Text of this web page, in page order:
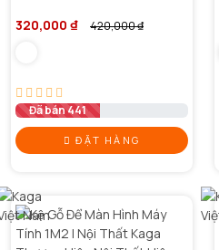
320,000 ₫ 420,000 ₫
Đã bán 441
ĐẶT HÀNG